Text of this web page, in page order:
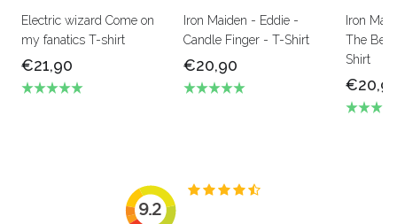
Electric wizard Come on
my fanatics T-shirt
€21,90
Iron Maiden - Eddie -
Candle Finger - T-Shirt
€20,90
Iron
The
Shirt